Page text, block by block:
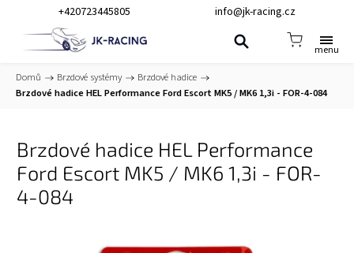
+420723445805 info@jk-racing.cz
Domů / Brzdové systémy / Brzdové hadice /
Brzdové hadice HEL Performance Ford Escort MK5 / MK6 1,3i - FOR-4-084
Brzdové hadice HEL Performance
Ford Escort MK5 / MK6 1,3i - FOR-
4-084